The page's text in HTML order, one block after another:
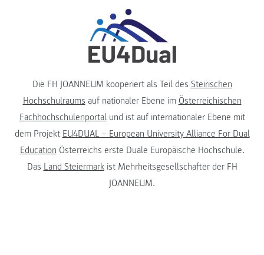
Die FH JOANNEUM kooperiert als Teil des Steirischen
Hochschulraums auf nationaler Ebene im Österreichischen
Fachhochschulenportalund ist auf internationaler Ebene mit
dem Projekt EU4DUAL – European University Alliance For Dual
Education Österreichs erste Duale Europäische Hochschule.
Das Land Steiermarkist Mehrheitsgesellschafter der FH
JOANNEUM.